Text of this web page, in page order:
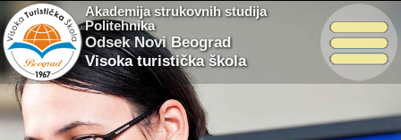
Akademija strukovnih studija
Politehnika
Odsek Novi Beograd
Visoka turistička škola